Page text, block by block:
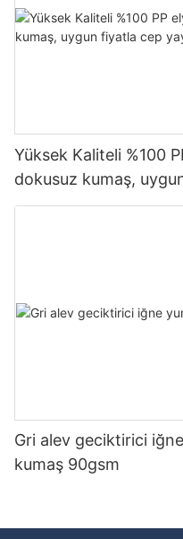
Yüksek Kaliteli %100
dokusuz kumaş,
rayson dokusuz
Gri alev geciktirici
kumaş 90gsm